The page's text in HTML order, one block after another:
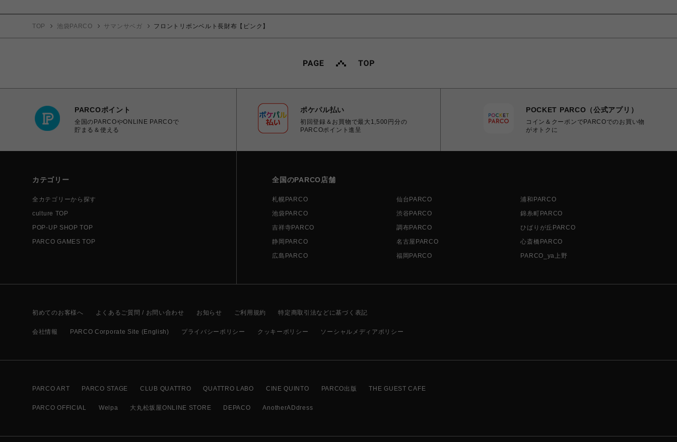
TOP 池袋PARCO サマンサベガ フロントリボンベルト長財布【ピンク】
PARCOポイント
全国のPARCOやONLINE PARCOで
貯まる＆使える
ポケパル払い
初回登録＆お買物で最大1,500円分の
PARCOポイント進呈
POCKET PARCO（公式アプリ）
コイン＆クーポンでPARCOでのお買い物
がオトクに
カテゴリー
全カテゴリーから探す
culture TOP
POP-UP SHOP TOP
PARCO GAMES TOP
全国のPARCO店舗
札幌PARCO 仙台PARCO
浦和PARCO
池袋PARCO
渋谷PARCO
錦糸町PARCO
吉祥寺PARCO
調布PARCO
ひばりが丘PARCO
静岡PARCO
名古屋PARCO
心斎橋PARCO
広島PARCO
福岡PARCO PARCO_ya上野
初めてのお客様へ よくあるご質問 / お問い合わせ お知らせ ご利用規約 特定商取引法などに基づく表記
会社情報 PARCO Corporate Site (English) プライバシーポリシー クッキーポリシー ソーシャルメディアポリシー
PARCO ART PARCO STAGE CLUB QUATTRO QUATTRO LABO CINE QUINTO PARCO出版 THE GUEST CAFE
PARCO OFFICIAL Welpa 大丸松坂屋ONLINE STORE DEPACO AnotherADdress